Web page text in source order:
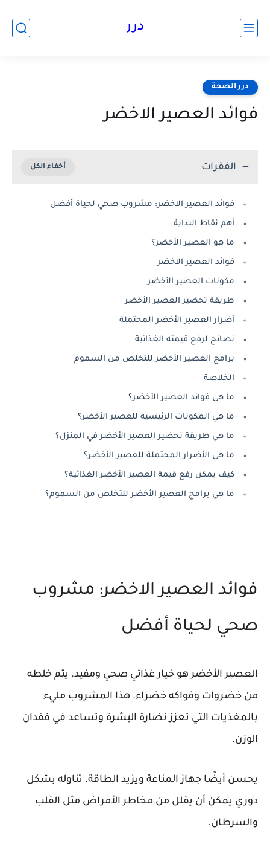
درر
درر الصحة
فوائد العصير الاخضر
الفقرات
فوائد العصير الاخضر: مشروب صحي لحياة أفضل
أهم نقاط البداية
ما هو العصير الأخضر؟
فوائد العصير الاخضر
مكونات العصير الأخضر
طريقة تحضير العصير الأخضر
أضرار العصير الأخضر المحتملة
نصائح لرفع قيمته الغذائية
برامج العصير الأخضر للتخلص من السموم
الخلاصة
ما هي فوائد العصير الأخضر؟
ما هي المكونات الرئيسية للعصير الأخضر؟
ما هي طريقة تحضير العصير الأخضر في المنزل؟
ما هي الأضرار المحتملة للعصير الأخضر؟
كيف يمكن رفع قيمة العصير الأخضر الغذائية؟
ما هي برامج العصير الأخضر للتخلص من السموم؟
فوائد العصير الاخضر: مشروب
صحي لحياة أفضل
العصير الأخضر هو خيار غذائي صحي ومفيد. يتم خلطه
من خضروات وفواكه خضراء. هذا المشروب مليء
بالمغذيات التي تعزز نضارة البشرة وتساعد في فقدان
الوزن.
يحسن أيضًا جهاز المناعة ويزيد الطاقة. تناوله بشكل
دوري يمكن أن يقلل من مخاطر الأمراض مثل القلب
والسرطان.